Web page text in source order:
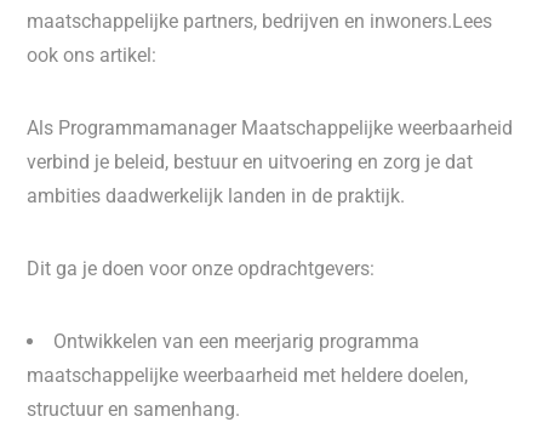
maatschappelijke partners, bedrijven en inwoners.Lees
ook ons artikel:
Als Programmamanager Maatschappelijke weerbaarheid
verbind je beleid, bestuur en uitvoering en zorg je dat
ambities daadwerkelijk landen in de praktijk.
Dit ga je doen voor onze opdrachtgevers:
Ontwikkelen van een meerjarig programma
maatschappelijke weerbaarheid met heldere doelen,
structuur en samenhang.